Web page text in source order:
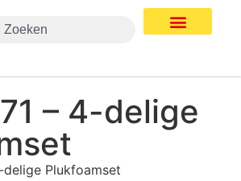
– 4-delige
delige Plukfoamset